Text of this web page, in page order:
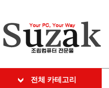
전체 카테고리